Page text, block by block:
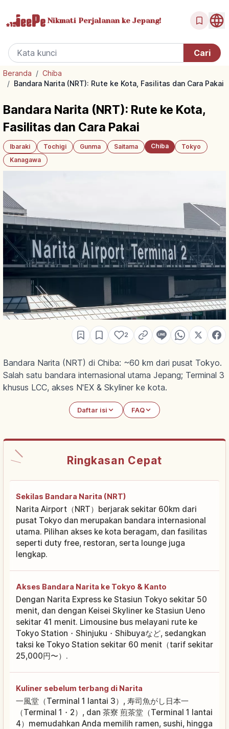
Nikmati Perjalanan ke Jepang!
Beranda / Chiba
/ Bandara Narita (NRT): Rute ke Kota, Fasilitas dan Cara Pakai
Bandara Narita (NRT): Rute ke Kota,
Fasilitas dan Cara Pakai
Ibaraki Tochigi Gunma Saitama Chiba
Tokyo
Kanagawa
2
Bandara Narita (NRT) di Chiba: ~60 km dari pusat Tokyo.
Salah satu bandara internasional utama Jepang; Terminal 3
khusus LCC, akses N'EX & Skyliner ke kota.
Daftar isi FAQ
Ringkasan Cepat
Sekilas Bandara Narita (NRT)
Narita Airport（NRT）berjarak sekitar 60km dari
pusat Tokyo dan merupakan bandara internasional
utama. Pilihan akses ke kota beragam, dan fasilitas
seperti duty free, restoran, serta lounge juga
lengkap.
Akses Bandara Narita ke Tokyo & Kanto
Dengan Narita Express ke Stasiun Tokyo sekitar 50
menit, dan dengan Keisei Skyliner ke Stasiun Ueno
sekitar 41 menit. Limousine bus melayani rute ke
Tokyo Station・Shinjuku・Shibuyaなど, sedangkan
taksi ke Tokyo Station sekitar 60 menit（tarif sekitar
25,000円〜）.
Kuliner sebelum terbang di Narita
一風堂（Terminal 1 lantai 3）, 寿司魚がし日本一
（Terminal 1・2）, dan 茶寮 煎茶堂（Terminal 1 lantai
4）memudahkan Anda memilih ramen, sushi, hingga